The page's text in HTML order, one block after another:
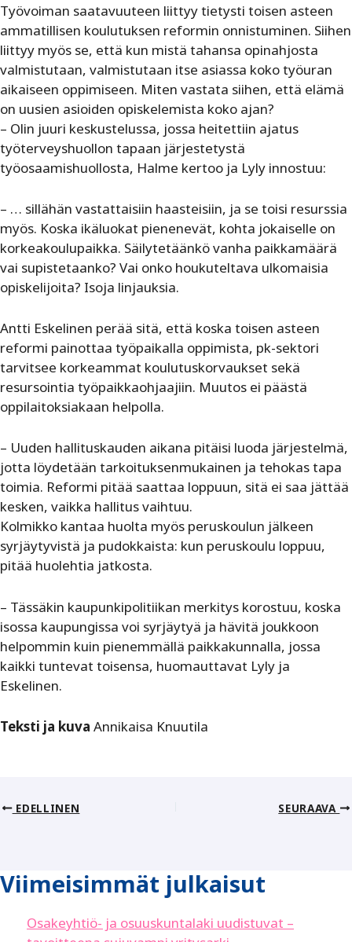
Työvoiman saatavuuteen liittyy tietysti toisen asteen
ammatillisen koulutuksen reformin onnistuminen. Siihen
liittyy myös se, että kun mistä tahansa opinahjosta
valmistutaan, valmistutaan itse asiassa koko työuran
aikaiseen oppimiseen. Miten vastata siihen, että elämä
on uusien asioiden opiskelemista koko ajan?
– Olin juuri keskustelussa, jossa heitettiin ajatus
työterveyshuollon tapaan järjestetystä
työosaamishuollosta, Halme kertoo ja Lyly innostuu:
– … sillähän vastattaisiin haasteisiin, ja se toisi resurssia
myös. Koska ikäluokat pienenevät, kohta jokaiselle on
korkeakoulupaikka. Säilytetäänkö vanha paikkamäärä
vai supistetaanko? Vai onko houkuteltava ulkomaisia
opiskelijoita? Isoja linjauksia.
Antti Eskelinen perää sitä, että koska toisen asteen
reformi painottaa työpaikalla oppimista, pk-sektori
tarvitsee korkeammat koulutuskorvaukset sekä
resursointia työpaikkaohjaajiin. Muutos ei päästä
oppilaitoksiakaan helpolla.
– Uuden hallituskauden aikana pitäisi luoda järjestelmä,
jotta löydetään tarkoituksenmukainen ja tehokas tapa
toimia. Reformi pitää saattaa loppuun, sitä ei saa jättää
kesken, vaikka hallitus vaihtuu.
Kolmikko kantaa huolta myös peruskoulun jälkeen
syrjäytyvistä ja pudokkaista: kun peruskoulu loppuu,
pitää huolehtia jatkosta.
– Tässäkin kaupunkipolitiikan merkitys korostuu, koska
isossa kaupungissa voi syrjäytyä ja hävitä joukkoon
helpommin kuin pienemmällä paikkakunnalla, jossa
kaikki tuntevat toisensa, huomauttavat Lyly ja
Eskelinen.
Teksti ja kuva Annikaisa Knuutila
EDELLINEN SEURAAVA
Viimeisimmät julkaisut
Osakeyhtiö- ja osuuskuntalaki uudistuvat –